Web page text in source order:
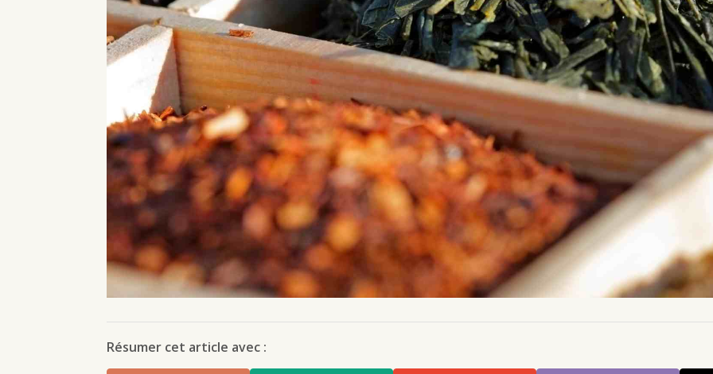
Résumer cet article avec :